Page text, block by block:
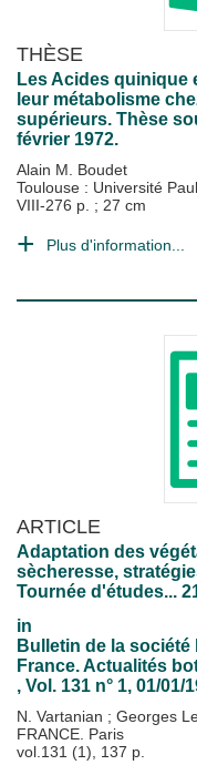
THÈSE
Les Acides quinique
leur métabolisme
supérieurs. Thèse
février 1972.
Alain M. Boudet
Toulouse : Université
VIII-276 p. ; 27 cm
Plus d'information...
ARTICLE
Adaptation des
sècheresse,
Tournée d'études...
in
Bulletin de la
France. Actualités
, Vol. 131 n° 1, 01/01/
N. Vartanian ; Georges
FRANCE. Paris
vol.131 (1), 137 p.